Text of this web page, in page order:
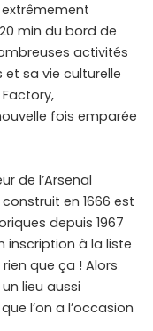
min du bord de
activités
sa vie culturelle
fois emparée
de l’Arsenal
en 1666 est
depuis 1967
inscription à la liste
rien que ça ! Alors
lieu aussi
l’on a l’occasion